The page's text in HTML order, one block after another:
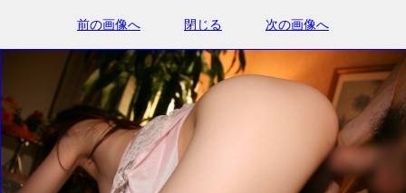
前の画像へ 閉じる 次の画像へ